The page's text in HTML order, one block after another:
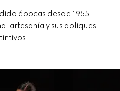
épocas desde 1955
artesanía y sus apliques